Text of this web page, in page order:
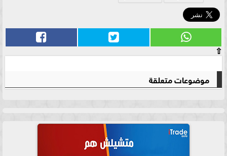
⇧
موضوعات متعلقة